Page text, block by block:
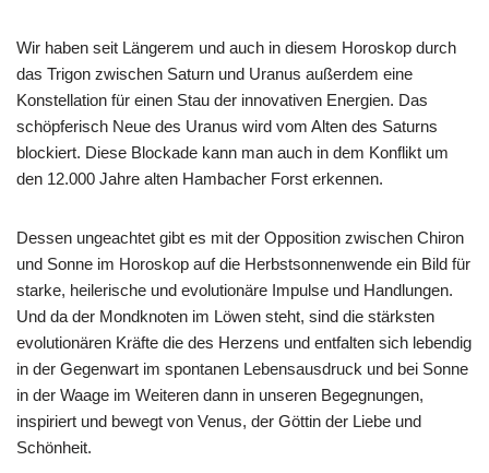
Wir haben seit Längerem und auch in diesem Horoskop durch
das Trigon zwischen Saturn und Uranus außerdem eine
Konstellation für einen Stau der innovativen Energien. Das
schöpferisch Neue des Uranus wird vom Alten des Saturns
blockiert. Diese Blockade kann man auch in dem Konflikt um
den 12.000 Jahre alten Hambacher Forst erkennen.
Dessen ungeachtet gibt es mit der Opposition zwischen Chiron
und Sonne im Horoskop auf die Herbstsonnenwende ein Bild für
starke, heilerische und evolutionäre Impulse und Handlungen.
Und da der Mondknoten im Löwen steht, sind die stärksten
evolutionären Kräfte die des Herzens und entfalten sich lebendig
in der Gegenwart im spontanen Lebensausdruck und bei Sonne
in der Waage im Weiteren dann in unseren Begegnungen,
inspiriert und bewegt von Venus, der Göttin der Liebe und
Schönheit.